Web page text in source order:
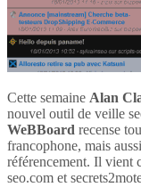
Cette semaine Alan
nouvel outil de veille
WeBBoard recense
francophone, mais
référencement. Il vient
seo.com et